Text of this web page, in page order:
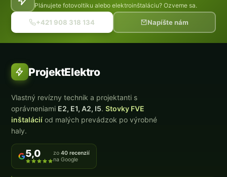
Plánujete fotovoltiku alebo elektroinštaláciu? Ozveme sa.
+421 908 318 134 Napíšte nám
ProjektElektro
Vlastný revízny technik a projektanti s
oprávneniami E2, E1, A2, I5.Stovky FVE
inštalácií od malých prevádzok po výrobné
haly.
5,0 zo40 recenzií
na Google